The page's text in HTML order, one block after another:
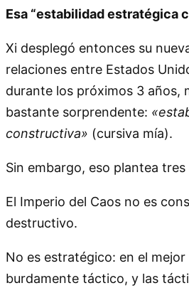
Esa “estabilidad estratégica
Xi desplegó entonces su
relaciones entre Estados
durante los próximos 3 años,
bastante sorprendente:
constructiva» (cursiva mía).
Sin embargo, eso plantea
El Imperio del Caos no es
destructivo.
No es estratégico: en el mejor
burdamente táctico, y las